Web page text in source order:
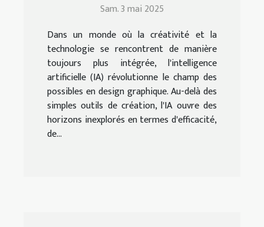
compétences en design
graphique
Sam. 3 mai 2025
Dans un monde où la créativité et la
technologie se rencontrent de manière
toujours plus intégrée, l'intelligence
artificielle (IA) révolutionne le champ des
possibles en design graphique. Au-delà des
simples outils de création, l'IA ouvre des
horizons inexplorés en termes d'efficacité,
de...